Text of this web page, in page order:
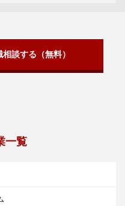
談する（無料）
一覧